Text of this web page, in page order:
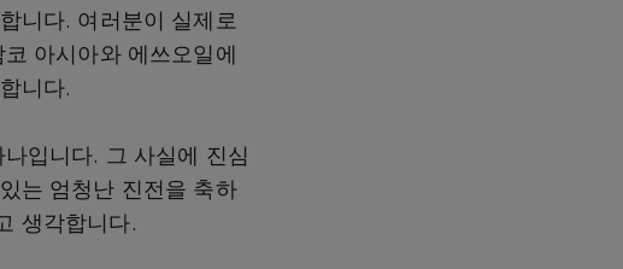
니다. 여러분이 실제로
아시아와 에쓰오일에
니다.
입니다. 그 사실에 진심
는 엄청난 진전을 축하
생각합니다.